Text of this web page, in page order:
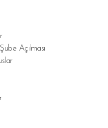
Açılması